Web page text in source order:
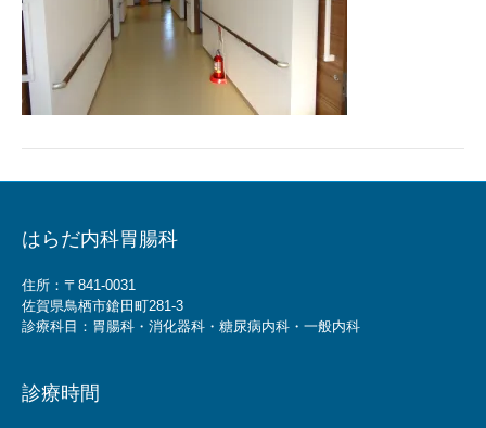
はらだ内科胃腸科
住所：〒841-0031
佐賀県鳥栖市鎗田町281-3
診療科目：胃腸科・消化器科・糖尿病内科・一般内科
診療時間